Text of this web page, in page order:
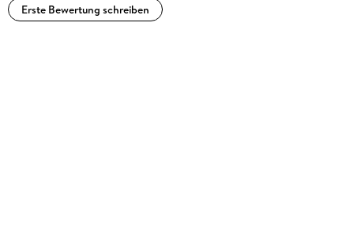
Erste Bewertung schreiben